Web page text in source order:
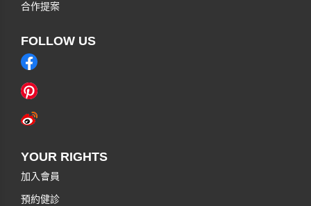
合作提案
FOLLOW US
YOUR RIGHTS
加入會員
預約健診